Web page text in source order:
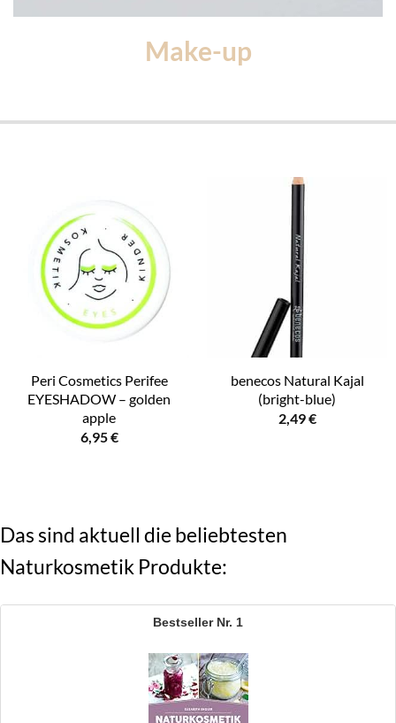
Make-up
Peri Cosmetics Perifee
EYESHADOW – golden
apple
6,95€
benecos Natural Kajal
(bright-blue)
2,49€
Das sind aktuell die beliebtesten
Naturkosmetik Produkte:
1